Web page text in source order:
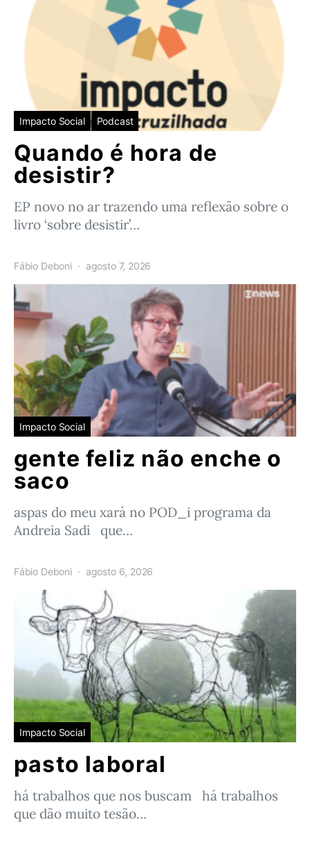
Impacto Social Podcast
Quando é hora de
desistir?
EP novo no ar trazendo uma reflexão sobre o
livro ‘sobre desistir’…
Fábio Deboni agosto 7, 2026
Impacto Social
gente feliz não enche o
saco
aspas do meu xará no POD_i programa da
Andreia Sadi que…
Fábio Deboni agosto 6, 2026
Impacto Social
pasto laboral
há trabalhos que nos buscam há trabalhos
que dão muito tesão…